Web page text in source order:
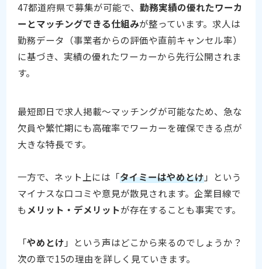
47都道府県で募集が可能で、勤務実績の優れたワーカ
ーとマッチングできる仕組みが整っています。求人は
勤務データ（事業者からの評価や直前キャンセル率）
に基づき、実績の優れたワーカーから先行公開されま
す。
最短即日で求人掲載〜マッチングが可能なため、急な
欠員や繁忙期にも高確率でワーカーを確保できる点が
大きな特長です。
一方で、ネット上には「タイミーはやめとけ」という
マイナスな口コミや意見が散見されます。企業目線で
もメリット・デメリットが存在することも事実です。
「やめとけ 」という声はどこから来るのでしょうか？
次の章で15の理由を詳しく見ていきます。